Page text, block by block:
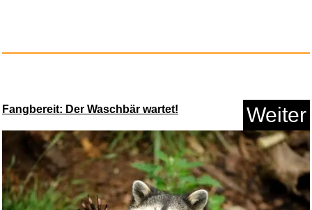
Anzeige
Fangbereit: Der Waschbär wartet! Weiter